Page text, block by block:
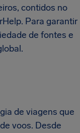
contidos no
Para garantir
de fontes e
de viagens que
voos. Desde